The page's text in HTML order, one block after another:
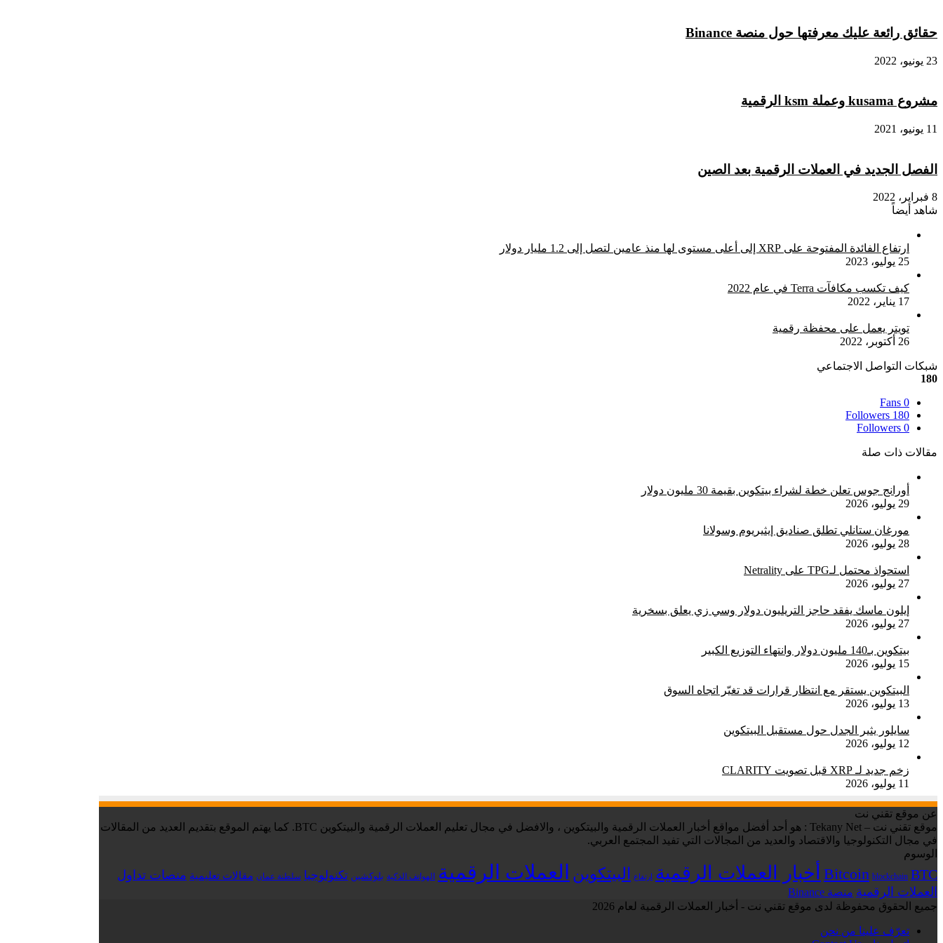
حقائق رائعة عليك معرفتها حول منصة Binance
23 يونيو، 2022
مشروع kusama وعملة ksm الرقمية
11 يونيو، 2021
الفصل الجديد في العملات الرقمية بعد الصين
8 فبراير، 2022
شاهد أيضاً
ارتفاع الفائدة المفتوحة على XRP إلى أعلى مستوى لها منذ عامين لتصل إلى 1.2 مليار دولار
25 يوليو، 2023
كيف تكسب مكافآت Terra في عام 2022
17 يناير، 2022
تويتر يعمل على محفظة رقمية
26 أكتوبر، 2022
شبكات التواصل الاجتماعي
180
0
Fans
180
Followers
0
Followers
مقالات ذات صلة
أورانج جوس تعلن خطة لشراء بيتكوين بقيمة 30 مليون دولار
29 يوليو، 2026
مورغان ستانلي تطلق صناديق إيثيريوم وسولانا
28 يوليو، 2026
استحواذ محتمل لـTPG على Netrality
27 يوليو، 2026
إيلون ماسك يفقد حاجز التريليون دولار وسي زي يعلق بسخرية
27 يوليو، 2026
بيتكوين بـ140 مليون دولار وانتهاء التوزيع الكبير
15 يوليو، 2026
البيتكوين يستقر مع انتظار قرارات قد تغيّر اتجاه السوق
13 يوليو، 2026
سايلور يثير الجدل حول مستقبل البيتكوين
12 يوليو، 2026
زخم جديد لـ XRP قبل تصويت CLARITY
11 يوليو، 2026
عن موقع تقني نت
موقع تقني نت – Tekany Net : هو أحد أفضل مواقع أخبار العملات الرقمية والبيتكوين ، والافضل في مجال تعليم العملات الرقمية والبيتكوين BTC. كما يهتم الموقع بتقديم العديد من المقالات
في مجال التكنولوجيا والاقتصاد والعديد من المجالات التي تفيد المجتمع العربي.
الوسوم
Bitcoin blockchain BTC أخبار العملات الرقمية ارتفاع البيتكوين العملات الرقمية الهواتف الذكية بلوكشين تكنولوجيا سلطنة عمان مقالات تعليمية منصات تداول
العملات الرقمية منصة Binance
جميع الحقوق محفوظة لدى موقع تقني نت - أخبار العملات الرقمية لعام 2026
تعرّف علينا من نحن